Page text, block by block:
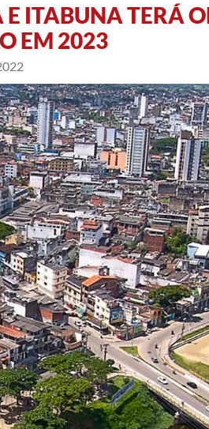
ITABUNA TERÁ
EM 2023